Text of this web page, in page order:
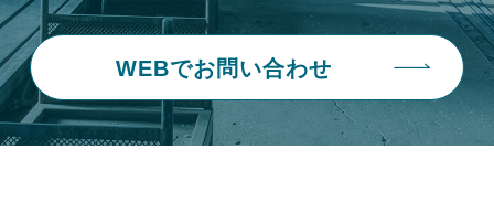
WEBでお問い合わせ